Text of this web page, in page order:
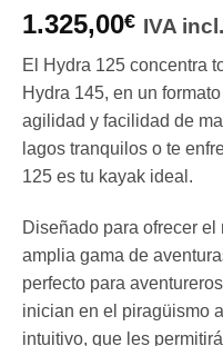
1.325,00€ IVA incl.
El Hydra 125 concentra
Hydra 145, en un
agilidad y facilidad de
lagos tranquilos o te
125 es tu kayak ideal.
Diseñado para ofrecer
amplia gama de
perfecto para
inician en el piragüismo
intuitivo, que les